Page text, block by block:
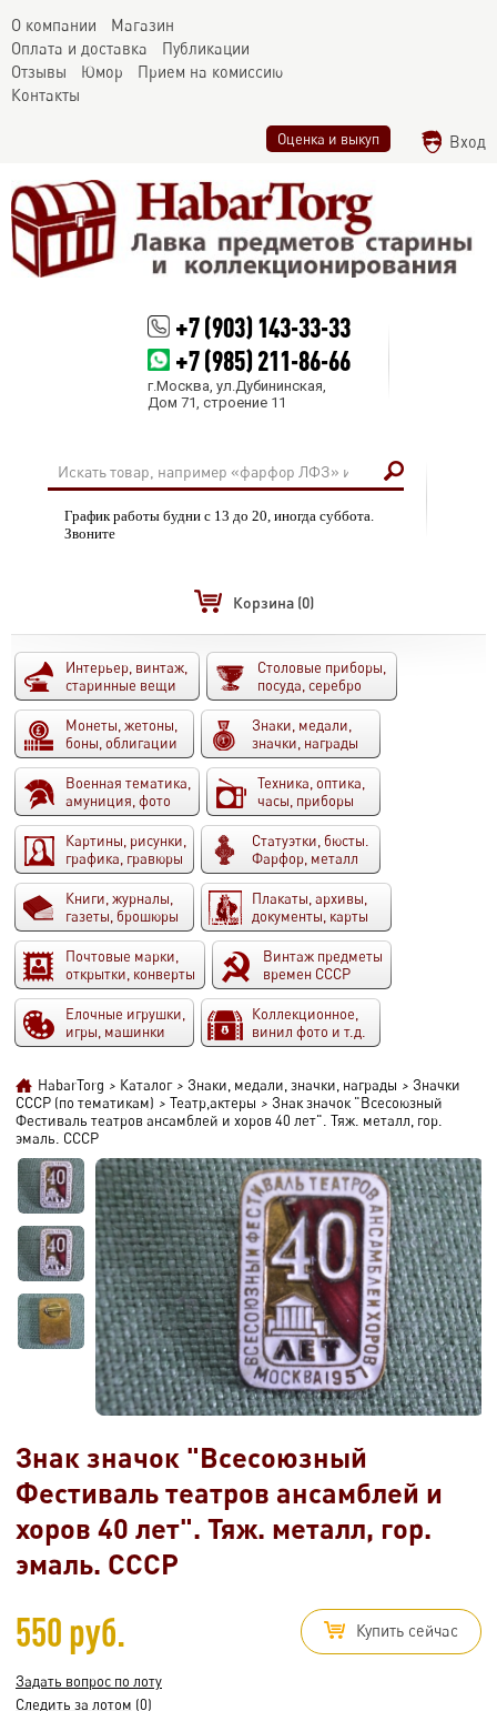
О компании
Магазин
Оплата и доставка
Публикации
Отзывы
Юмор
Прием на комиссию
Контакты
Оценка и выкуп Вход
+7 (903) 143-33-33
+7 (985) 211-86-66
г.Москва, ул.Дубининская,
Дом 71, строение 11
График работы будни с 13 до 20, иногда суббота.
Звоните
Корзина (0)
Интерьер, винтаж,
старинные вещи
Столовые приборы,
посуда, серебро
Монеты, жетоны,
боны, облигации
Знаки, медали,
значки, награды
Военная тематика,
амуниция, фото
Техника, оптика,
часы, приборы
Картины, рисунки,
графика, гравюры
Статуэтки, бюсты.
Фарфор, металл
Книги, журналы,
газеты, брошюры
Плакаты, архивы,
документы, карты
Почтовые марки,
открытки, конверты
Винтаж предметы
времен СССР
Елочные игрушки,
игры, машинки
Коллекционное,
винил фото и т.д.
HabarTorg > Каталог > Знаки, медали, значки, награды > Значки
СССР (по тематикам) > Театр,актеры > Знак значок "Всесоюзный
Фестиваль театров ансамблей и хоров 40 лет". Тяж. металл, гор.
эмаль. СССР
Знак значок "Всесоюзный
Фестиваль театров ансамблей и
хоров 40 лет". Тяж. металл, гор.
эмаль. СССР
550 руб. Купить сейчас
Задать вопрос по лоту
Следить за лотом (0)